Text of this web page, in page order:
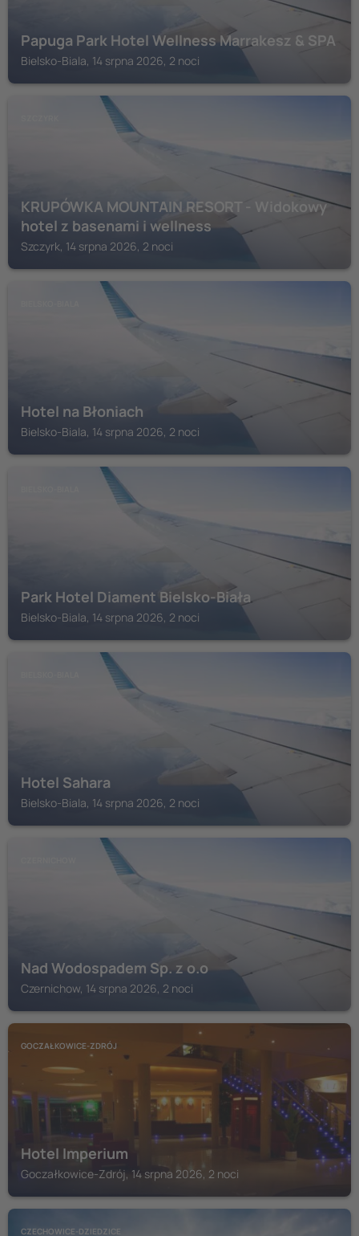
Papuga Park Hotel Wellness Marrakesz & SPA
Bielsko-Biala, 14 srpna 2026, 2 noci
KRUPÓWKA MOUNTAIN RESORT - Widokowy
hotel z basenami i wellness
Szczyrk, 14 srpna 2026, 2 noci
Hotel na Błoniach
Bielsko-Biala, 14 srpna 2026, 2 noci
Park Hotel Diament Bielsko-Biała
Bielsko-Biala, 14 srpna 2026, 2 noci
Hotel Sahara
Bielsko-Biala, 14 srpna 2026, 2 noci
Nad Wodospadem Sp. z o.o
Czernichow, 14 srpna 2026, 2 noci
GOCZAŁKOWICE-ZDRÓJ
Hotel Imperium
Goczałkowice-Zdrój, 14 srpna 2026, 2 noci
CZECHOWICE-DZIEDZICE